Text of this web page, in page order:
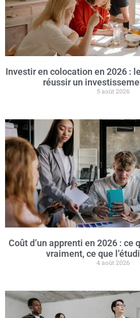
Investir en colocation en 2026 :
réussir un
5 août 2026
Coût d’un apprenti en 2026 : ce
vraiment, ce que
4 août 2026